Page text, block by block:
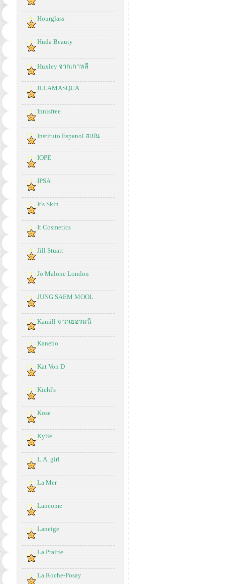
Hourglass
Huda Beauty
Huxley จากเกาหลี
ILLAMASQUA
Innisfree
Instituto Espanol สเปน
IOPE
IPSA
It's Skin
It Cosmetics
Jill Stuart
Jo Malone London
JUNG SAEM MOOL
Kamill จากเยอรมนี
Kanebo
Kat Von D
Kiehl's
Kose
Kylie
L.A. girl
La Mer
Lancome
Laneige
La Prairie
La Roche-Posay